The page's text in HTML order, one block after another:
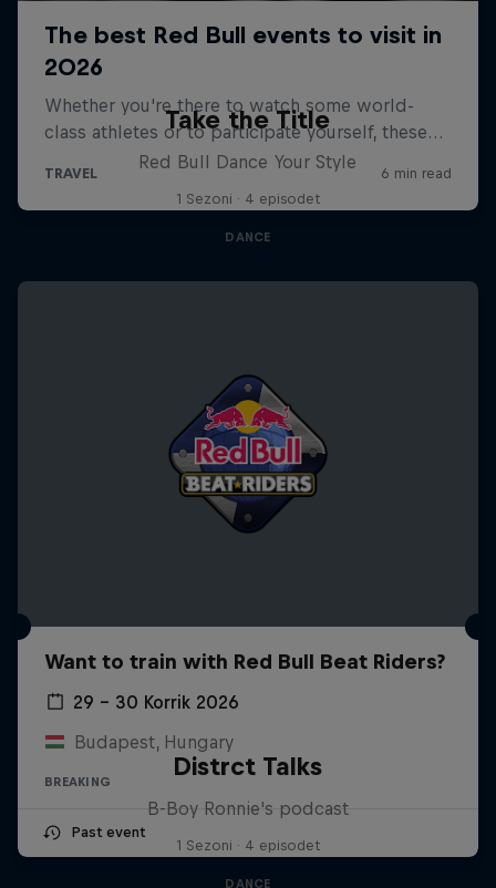
Take the Title
Red Bull Dance Your Style
1 Sezoni · 4 episodet
DANCE
Want to train with Red Bull Beat Riders?
29 – 30 Korrik 2026
Budapest, Hungary
BREAKING
Past event
Distrct Talks
B-Boy Ronnie's podcast
1 Sezoni · 4 episodet
DANCE